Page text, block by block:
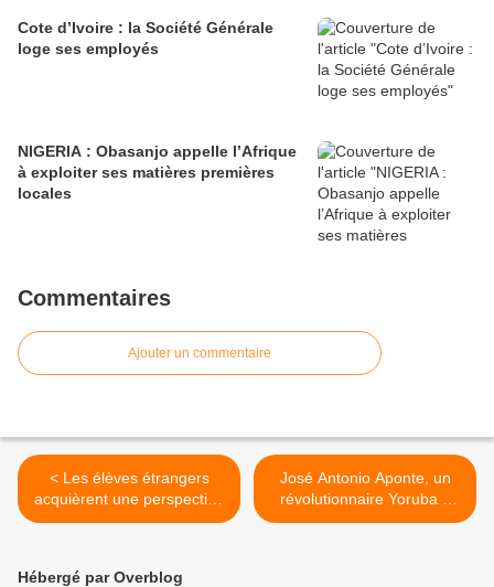
Cote d’Ivoire : la Société Générale
loge ses employés
NIGERIA : Obasanjo appelle l’Afrique
à exploiter ses matières premières
locales
Commentaires
Ajouter un commentaire
< Les élèves étrangers
acquièrent une perspective
internationale dans une
José Antonio Aponte, un
révolutionnaire Yoruba à
Cuba >
Hébergé par Overblog